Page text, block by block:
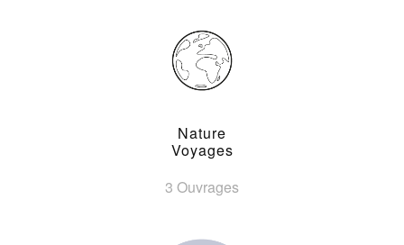
Nature
Voyages
3 Ouvrages